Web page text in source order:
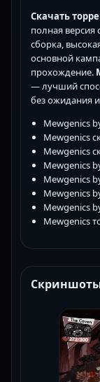
Скачать
полная версия
сборка,
основной
прохождение.
— лучший
без ожидания
Mewgenics
Mewgenics
Mewgenics
Mewgenics
Mewgenics
Mewgenics
Mewgenics
Mewgenics